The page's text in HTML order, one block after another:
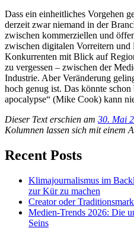
Dass ein einheitliches Vorgehen
derzeit zwar niemand in der
zwischen kommerziellen und
zwischen digitalen Vorreitern
Konkurrenten mit Blick auf
zu vergessen – zwischen der
Industrie. Aber Veränderung
hoch genug ist. Das könnte
apocalypse“ (Mike Cook) kann
Dieser Text erschien am 30. Mai
Kolumnen lassen sich mit einem
Recent Posts
Klimajournalismus im
zur Kür zu machen
Creator oder
Medien-Trends 2026: Die
Seins